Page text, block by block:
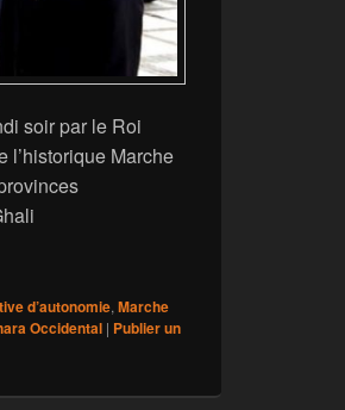
soir par le Roi
l’historique Marche
la fermeté du discours royal sur le
d’autonomie, Marche
Occidental | Publier un